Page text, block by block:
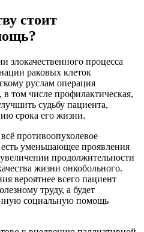
стоит
злокачественного процесса
раковых клеток
руслам операция
том числе профилактическая,
судьбу пациента,
срока его жизни.
противоопухолевое
уменьшающее проявления
продолжительности
жизни онкобольного.
вероятнее всего пациент
труду, а будет
социальную помощь